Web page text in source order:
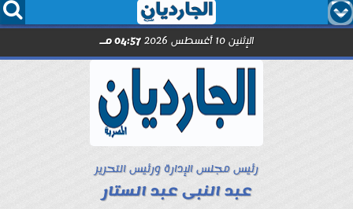
  
الإثنين 10 أغسطس 2026 04:57 مـ
رئيس مجلس الإدارة ورئيس التحرير
عبد النبى عبد الستار